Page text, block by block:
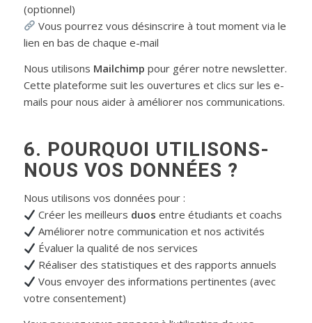
(optionnel)
Vous pourrez vous désinscrire à tout moment via le
lien en bas de chaque e-mail
Nous utilisons Mailchimp pour gérer notre newsletter.
Cette plateforme suit les ouvertures et clics sur les e-
mails pour nous aider à améliorer nos communications.
6. POURQUOI UTILISONS-
NOUS VOS DONNÉES ?
Nous utilisons vos données pour :
Créer les meilleurs duos entre étudiants et coachs
Améliorer notre communication et nos activités
Évaluer la qualité de nos services
Réaliser des statistiques et des rapports annuels
Vous envoyer des informations pertinentes (avec
votre consentement)